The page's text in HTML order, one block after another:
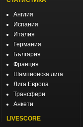
Англия
Испания
Италия
Германия
България
Франция
Шампионска лига
Лига Европа
Трансфери
Анкети
LIVESCORE